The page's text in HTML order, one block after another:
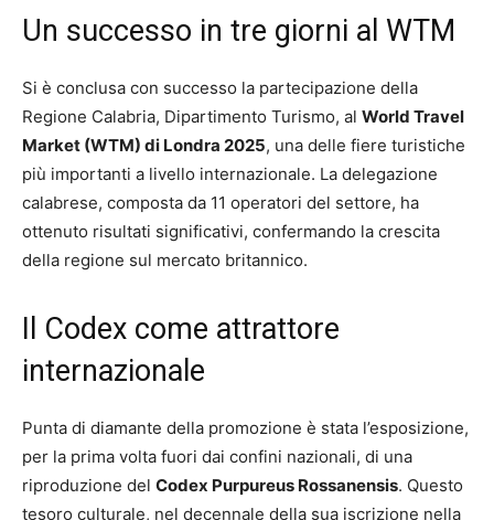
Un successo in tre giorni al WTM
Si è conclusa con successo la partecipazione della
Regione Calabria, Dipartimento Turismo, al World Travel
Market (WTM) di Londra 2025, una delle fiere turistiche
più importanti a livello internazionale. La delegazione
calabrese, composta da 11 operatori del settore, ha
ottenuto risultati significativi, confermando la crescita
della regione sul mercato britannico.
Il Codex come attrattore
internazionale
Punta di diamante della promozione è stata l’esposizione,
per la prima volta fuori dai confini nazionali, di una
riproduzione del Codex Purpureus Rossanensis. Questo
tesoro culturale, nel decennale della sua iscrizione nella